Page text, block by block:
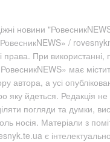
новини
/
права. При
має
автора, а усі
яку йдеться. Редакція
погляди та думки,
носія. Матеріали з
є